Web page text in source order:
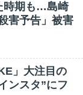
時期も…島崎
害予告」被害
」大注目の
ンスタ”にフ